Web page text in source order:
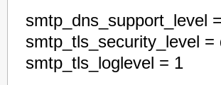
smtp_dns_ support_ level
smtp_tls_ security_ level =
smtp_tls_loglevel = 1